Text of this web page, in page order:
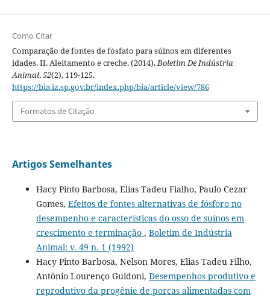
Como Citar
Comparação de fontes de fósfato para súinos em diferentes
idades. II. Aleitamento e creche. (2014).Boletim De Indústria
Animal,52(2), 119-125.
https://bia.iz.sp.gov.br/index.php/bia/article/view/786
Formatos de Citação
Artigos Semelhantes
Hacy Pinto Barbosa, Elias Tadeu Fialho, Paulo Cezar
Gomes, Efeitos de fontes alternativas de fósforo no
desempenho e características do osso de suínos em
crescimento e terminação , Boletim de Indústria
Animal: v. 49 n. 1 (1992)
Hacy Pinto Barbosa, Nelson Mores, Elias Tadeu Filho,
Antônio Lourenço Guidoni, Desempenhos produtivo e
reprodutivo da progênie de porcas alimentadas com